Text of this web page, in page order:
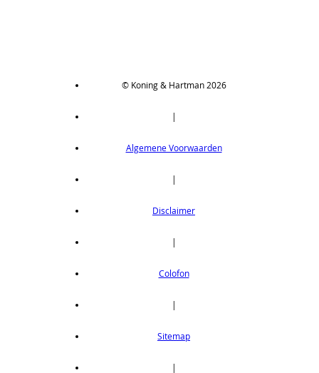
© Koning & Hartman 2026
|
Algemene Voorwaarden
|
Disclaimer
|
Colofon
|
Sitemap
|